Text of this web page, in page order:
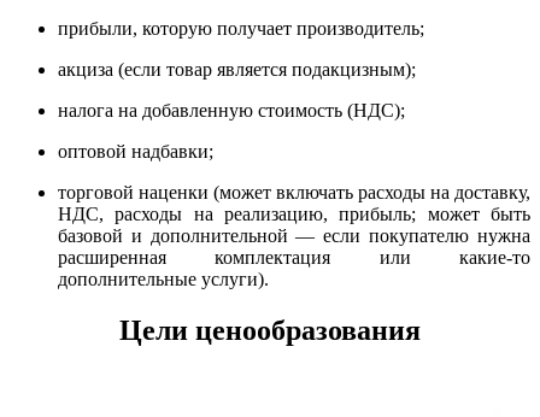
прибыли, которую получает производитель;
акциза (если товар является подакцизным);
налога на добавленную стоимость (НДС);
оптовой надбавки;
торговой наценки (может включать расходы на доставку,
НДС, расходы на реализацию, прибыль; может быть
базовой и дополнительной — если покупателю нужна
расширенная комплектация или какие-то
дополнительные услуги).
Цели ценообразования